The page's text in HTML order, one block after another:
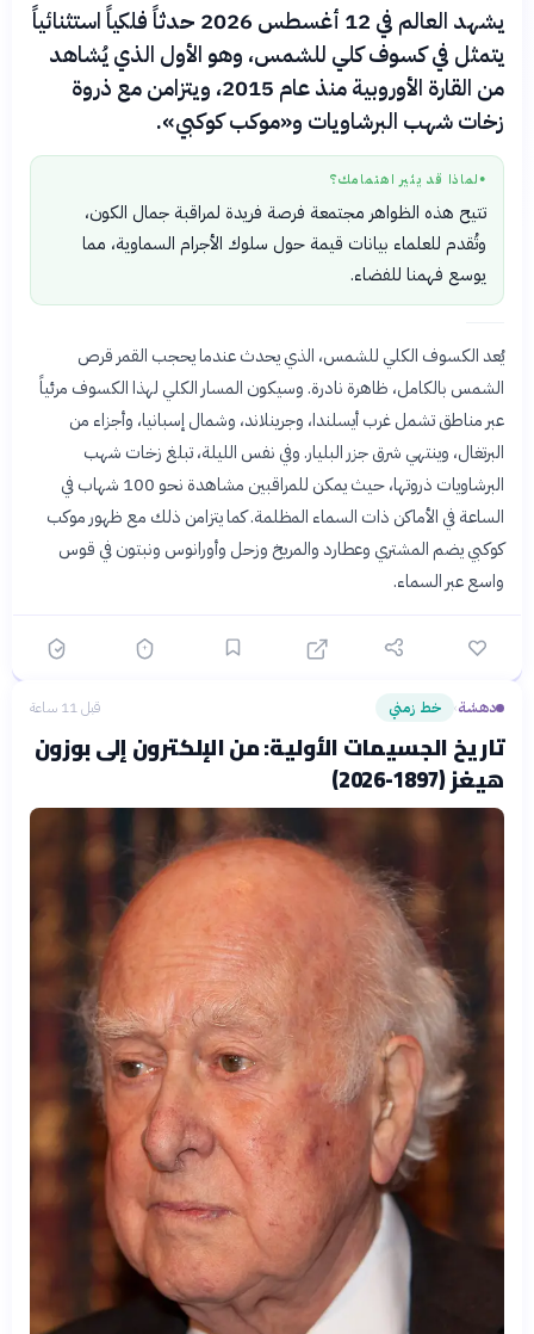
يشهد العالم في 12 أغسطس 2026 حدثاً فلكياً استثنائياً
يتمثل في كسوف كلي للشمس، وهو الأول الذي يُشاهد
من القارة الأوروبية منذ عام 2015، ويتزامن مع ذروة
زخات شهب البرشاويات و«موكب كوكبي».
● لماذا قد يثير اهتمامك؟
تتيح هذه الظواهر مجتمعة فرصة فريدة لمراقبة جمال الكون،
وتُقدم للعلماء بيانات قيمة حول سلوك الأجرام السماوية، مما
يوسع فهمنا للفضاء.
يُعد الكسوف الكلي للشمس، الذي يحدث عندما يحجب القمر قرص
الشمس بالكامل، ظاهرة نادرة. وسيكون المسار الكلي لهذا الكسوف مرئياً
عبر مناطق تشمل غرب أيسلندا، وجرينلاند، وشمال إسبانيا، وأجزاء من
البرتغال، وينتهي شرق جزر البليار. وفي نفس الليلة، تبلغ زخات شهب
البرشاويات ذروتها، حيث يمكن للمراقبين مشاهدة نحو 100 شهاب في
الساعة في الأماكن ذات السماء المظلمة. كما يتزامن ذلك مع ظهور موكب
كوكبي يضم المشتري وعطارد والمريخ وزحل وأورانوس ونبتون في قوس
واسع عبر السماء.
دهشة› خط زمني قبل 11 ساعة
تاريخ الجسيمات الأولية: من الإلكترون إلى بوزون
هيغز (1897-2026)